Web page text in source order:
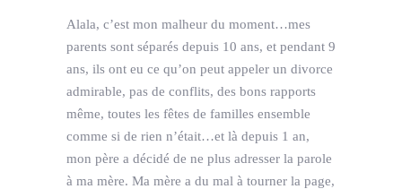
Alala, c’est mon malheur du moment…mes
parents sont séparés depuis 10 ans, et pendant 9
ans, ils ont eu ce qu’on peut appeler un divorce
admirable, pas de conflits, des bons rapports
même, toutes les fêtes de familles ensemble
comme si de rien n’était…et là depuis 1 an,
mon père a décidé de ne plus adresser la parole
à ma mère. Ma mère a du mal à tourner la page,